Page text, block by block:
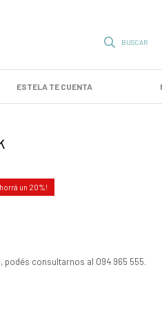
ESTELA TE CUENTA
20
podés consultarnos al 094 965 555.